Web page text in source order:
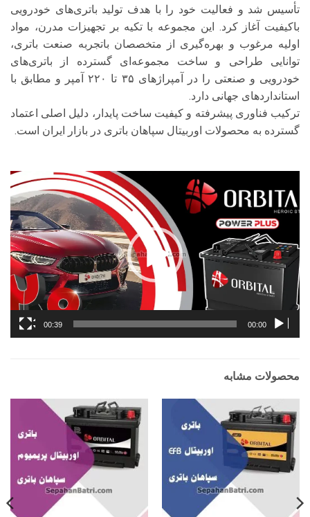
تأسیس شد و فعالیت خود را با هدف تولید باتری‌های خودرویی
باکیفیت آغاز کرد. این مجموعه با تکیه بر تجهیزات مدرن، مواد
اولیه مرغوب و بهره‌گیری از متخصصان باتجربه صنعت باتری،
توانایی طراحی و ساخت مجموعه‌ای گسترده از باتری‌های
خودرویی و صنعتی را در آمپراژهای ۳۵ تا ۲۲۰ آمپر و مطابق با
استانداردهای جهانی دارد.
ترکیب فناوری پیشرفته و کیفیت ساخت پایدار، دلیل اصلی اعتماد
گسترده به محصولات اوربیتال سپاهان باتری در بازار ایران است.
نمایشگر
ویدیو
00:00
00:39
محصولات مشابه